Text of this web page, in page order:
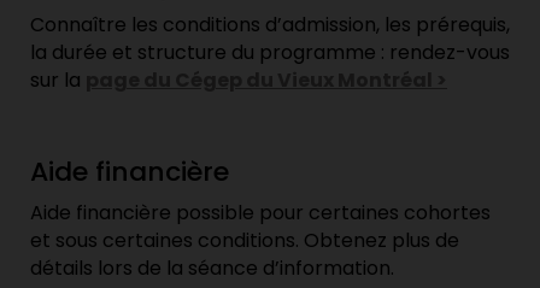
Connaître les conditions d’admission, les prérequis,
la durée et structure du programme : rendez-vous
sur la
Aide financière
Aide financière possible pour certaines cohortes
et sous certaines conditions. Obtenez plus de
détails lors de la séance d’information.